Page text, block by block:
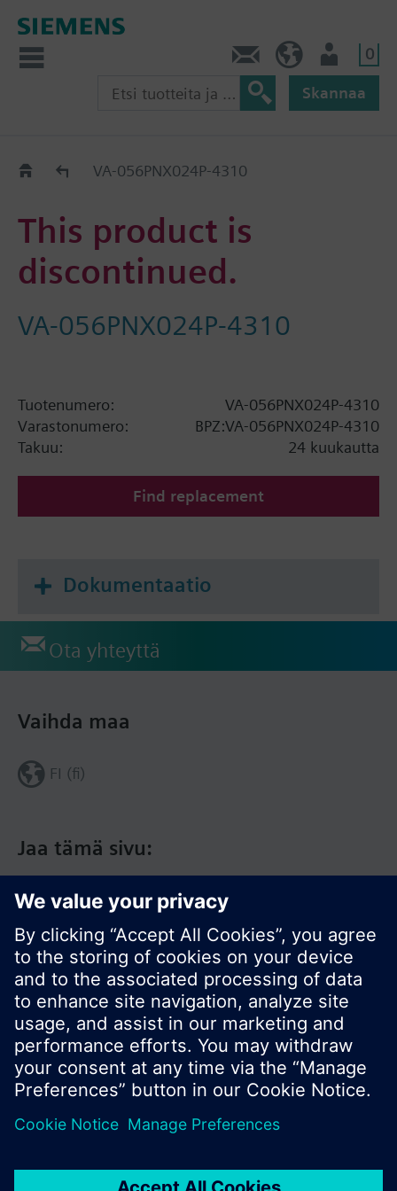
0
Skannaa
Old2NewVA-056PNX024P-4310
This product is
discontinued.
VA-056PNX024P-4310
Tuotenumero:
VA-056PNX024P-4310
Varastonumero:
BPZ:VA-056PNX024P-4310
Takuu:
24 kuukautta
Find replacement
Dokumentaatio
Ota yhteyttä
Jaa tämä sivu:
Vaihda maa
FI (fi)
© Siemens Switzerland Ltd. 2017